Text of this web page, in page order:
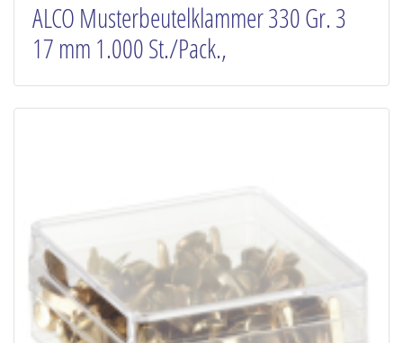
ALCO Musterbeutelklammer 330 Gr. 3
17 mm 1.000 St./Pack.,